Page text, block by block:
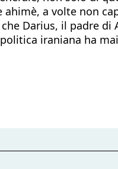
a volte non
Darius, il padre
iraniana ha